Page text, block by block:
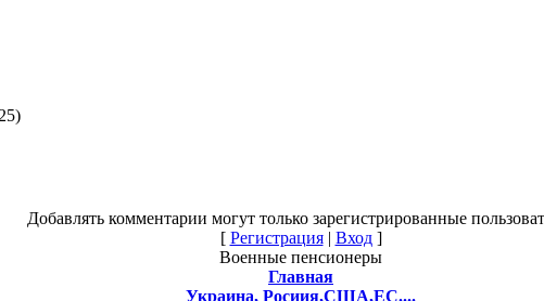
Добавлять комментарии могут только зарегистрированные
[ Регистрация| Вход]
Военные пенсионеры
Главная
Украина, Росиия,США,ЕС....